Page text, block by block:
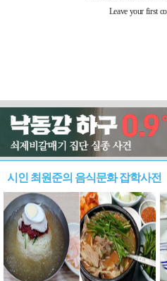
시인 최원준의 음식문화 잡학사전